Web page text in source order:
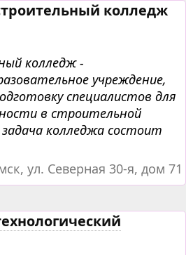
колледж
колледж -
учреждение,
специалистов для
в строительной
колледжа состоит
ул. Северная 30-я, дом 71